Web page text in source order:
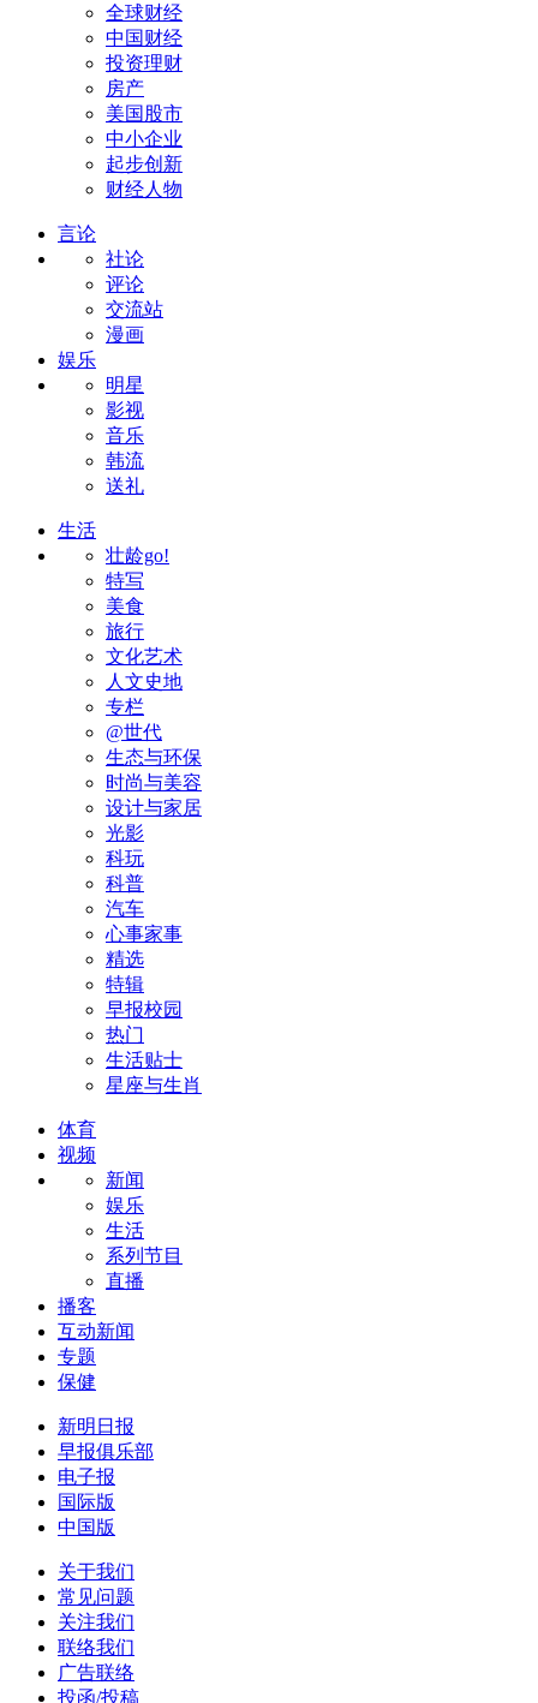
全球财经
中国财经
投资理财
房产
美国股市
中小企业
起步创新
财经人物
言论
社论
评论
交流站
漫画
娱乐
明星
影视
音乐
韩流
送礼
生活
壮龄go!
特写
美食
旅行
文化艺术
人文史地
专栏
@世代
生态与环保
时尚与美容
设计与家居
光影
科玩
科普
汽车
心事家事
精选
特辑
早报校园
热门
生活贴士
星座与生肖
体育
视频
新闻
娱乐
生活
系列节目
直播
播客
互动新闻
专题
保健
新明日报
早报俱乐部
电子报
国际版
中国版
关于我们
常见问题
关注我们
联络我们
广告联络
投函/投稿